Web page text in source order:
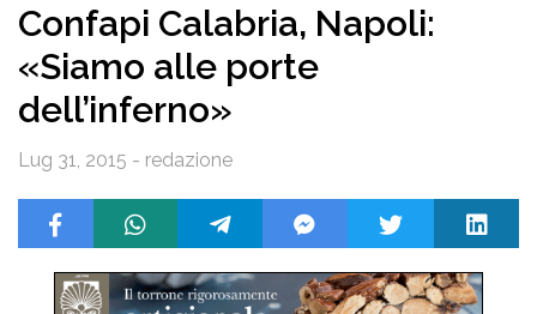
Confapi Calabria, Napoli:
«Siamo alle porte
dell’inferno»
Lug 31, 2015 - redazione